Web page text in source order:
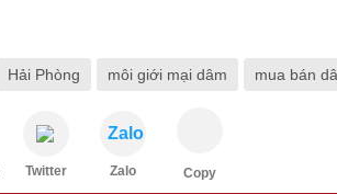
Hải Phòng môi giới mại dâm mua bán
Twitter
Zalo
Zalo Copy